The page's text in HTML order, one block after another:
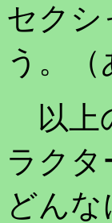
セクシ
う。
以上
ラク
どん